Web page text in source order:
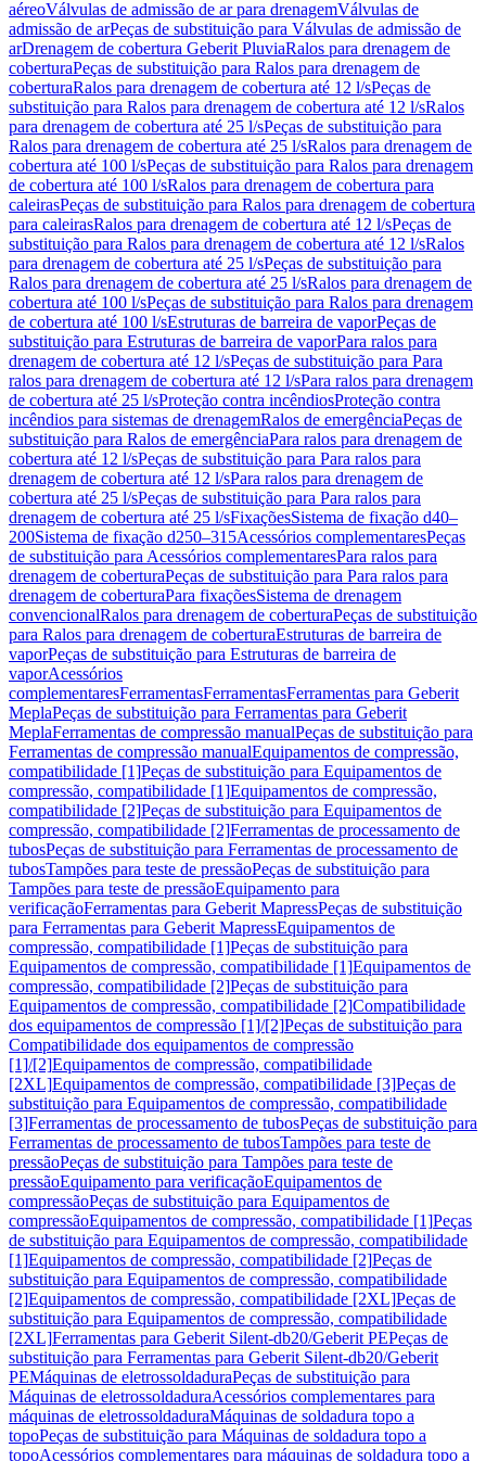
aéreoVálvulas de admissão de ar para drenagemVálvulas de
admissão de arPeças de substituição para Válvulas de admissão de
arDrenagem de cobertura Geberit PluviaRalos para drenagem de
coberturaPeças de substituição para Ralos para drenagem de
coberturaRalos para drenagem de cobertura até 12 l/sPeças de
substituição para Ralos para drenagem de cobertura até 12 l/sRalos
para drenagem de cobertura até 25 l/sPeças de substituição para
Ralos para drenagem de cobertura até 25 l/sRalos para drenagem de
cobertura até 100 l/sPeças de substituição para Ralos para drenagem
de cobertura até 100 l/sRalos para drenagem de cobertura para
caleirasPeças de substituição para Ralos para drenagem de cobertura
para caleirasRalos para drenagem de cobertura até 12 l/sPeças de
substituição para Ralos para drenagem de cobertura até 12 l/sRalos
para drenagem de cobertura até 25 l/sPeças de substituição para
Ralos para drenagem de cobertura até 25 l/sRalos para drenagem de
cobertura até 100 l/sPeças de substituição para Ralos para drenagem
de cobertura até 100 l/sEstruturas de barreira de vaporPeças de
substituição para Estruturas de barreira de vaporPara ralos para
drenagem de cobertura até 12 l/sPeças de substituição para Para
ralos para drenagem de cobertura até 12 l/sPara ralos para drenagem
de cobertura até 25 l/sProteção contra incêndiosProteção contra
incêndios para sistemas de drenagemRalos de emergênciaPeças de
substituição para Ralos de emergênciaPara ralos para drenagem de
cobertura até 12 l/sPeças de substituição para Para ralos para
drenagem de cobertura até 12 l/sPara ralos para drenagem de
cobertura até 25 l/sPeças de substituição para Para ralos para
drenagem de cobertura até 25 l/sFixaçõesSistema de fixação d40–
200Sistema de fixação d250–315Acessórios complementaresPeças
de substituição para Acessórios complementaresPara ralos para
drenagem de coberturaPeças de substituição para Para ralos para
drenagem de coberturaPara fixaçõesSistema de drenagem
convencionalRalos para drenagem de coberturaPeças de substituição
para Ralos para drenagem de coberturaEstruturas de barreira de
vaporPeças de substituição para Estruturas de barreira de
vaporAcessórios
complementaresFerramentasFerramentasFerramentas para Geberit
MeplaPeças de substituição para Ferramentas para Geberit
MeplaFerramentas de compressão manualPeças de substituição para
Ferramentas de compressão manualEquipamentos de compressão,
compatibilidade [1]Peças de substituição para Equipamentos de
compressão, compatibilidade [1]Equipamentos de compressão,
compatibilidade [2]Peças de substituição para Equipamentos de
compressão, compatibilidade [2]Ferramentas de processamento de
tubosPeças de substituição para Ferramentas de processamento de
tubosTampões para teste de pressãoPeças de substituição para
Tampões para teste de pressãoEquipamento para
verificaçãoFerramentas para Geberit MapressPeças de substituição
para Ferramentas para Geberit MapressEquipamentos de
compressão, compatibilidade [1]Peças de substituição para
Equipamentos de compressão, compatibilidade [1]Equipamentos de
compressão, compatibilidade [2]Peças de substituição para
Equipamentos de compressão, compatibilidade [2]Compatibilidade
dos equipamentos de compressão [1]/[2]Peças de substituição para
Compatibilidade dos equipamentos de compressão
[1]/[2]Equipamentos de compressão, compatibilidade
[2XL]Equipamentos de compressão, compatibilidade [3]Peças de
substituição para Equipamentos de compressão, compatibilidade
[3]Ferramentas de processamento de tubosPeças de substituição para
Ferramentas de processamento de tubosTampões para teste de
pressãoPeças de substituição para Tampões para teste de
pressãoEquipamento para verificaçãoEquipamentos de
compressãoPeças de substituição para Equipamentos de
compressãoEquipamentos de compressão, compatibilidade [1]Peças
de substituição para Equipamentos de compressão, compatibilidade
[1]Equipamentos de compressão, compatibilidade [2]Peças de
substituição para Equipamentos de compressão, compatibilidade
[2]Equipamentos de compressão, compatibilidade [2XL]Peças de
substituição para Equipamentos de compressão, compatibilidade
[2XL]Ferramentas para Geberit Silent-db20/Geberit PEPeças de
substituição para Ferramentas para Geberit Silent-db20/Geberit
PEMáquinas de eletrossoldaduraPeças de substituição para
Máquinas de eletrossoldaduraAcessórios complementares para
máquinas de eletrossoldaduraMáquinas de soldadura topo a
topoPeças de substituição para Máquinas de soldadura topo a
topoAcessórios complementares para máquinas de soldadura topo a